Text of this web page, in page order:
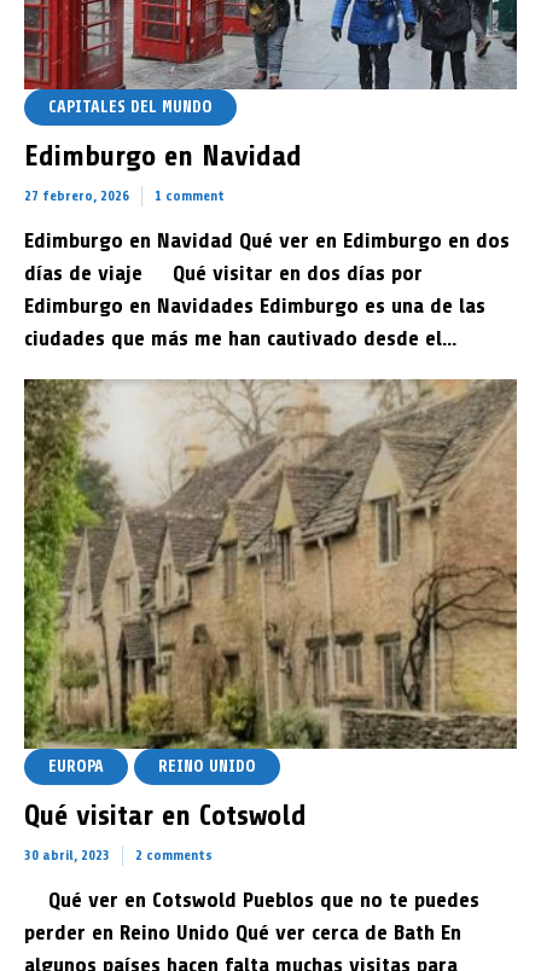
Tour al valle de la luna
31 diciembre, 2025
Viajar sola a Argel
19 abril, 2026 Rose 4 min read Add comment
CAPITALES DEL MUNDO
Edimburgo en Navidad
27 febrero, 2026 1 comment
Edimburgo en Navidad Qué ver en Edimburgo en dos
días de viaje Qué visitar en dos días por
Edimburgo en Navidades Edimburgo es una de las
ciudades que más me han cautivado desde el...
EUROPA REINO UNIDO
Qué visitar en Cotswold
30 abril, 2023 2 comments
Qué ver en Cotswold Pueblos que no te puedes
perder en Reino Unido Qué ver cerca de Bath En
algunos países hacen falta muchas visitas para